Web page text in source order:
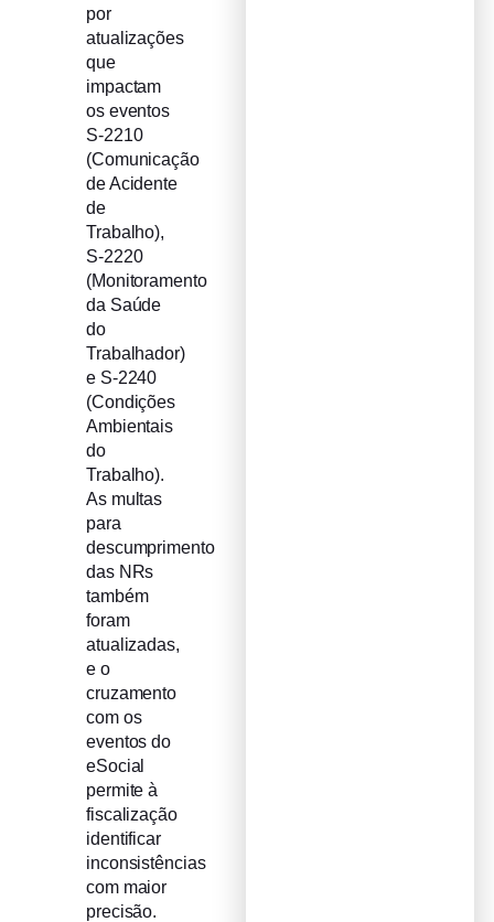
por
atualizações
que
impactam
os eventos
S-2210
(Comunicação
de Acidente
de
Trabalho),
S-2220
(Monitoramento
da Saúde
do
Trabalhador)
e S-2240
(Condições
Ambientais
do
Trabalho).
As multas
para
descumprimento
das NRs
também
foram
atualizadas,
e o
cruzamento
com os
eventos do
eSocial
permite à
fiscalização
identificar
inconsistências
com maior
precisão.